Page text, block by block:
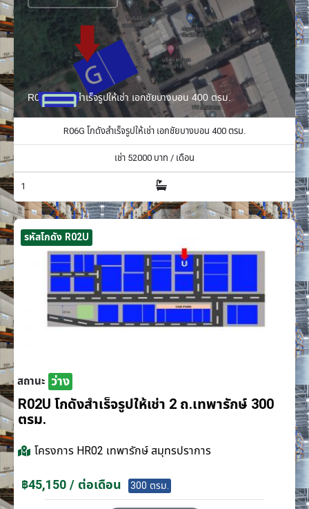
R06G โกดังสำเร็จรูปให้เช่า เอกชัยบางบอน 400 ตรม.
R06G โกดังสำเร็จรูปให้เช่า เอกชัยบางบอน 400 ตรม.
เช่า 52000 บาท / เดือน
1
รหัสโกดัง R02U
สถานะ ว่าง
R02U โกดังสำเร็จรูปให้เช่า 2 ถ.เทพารักษ์ 300
ตรม.
โครงการ HR02 เทพารักษ์ สมุทรปราการ
฿45,150 / ต่อเดือน 300 ตรม.